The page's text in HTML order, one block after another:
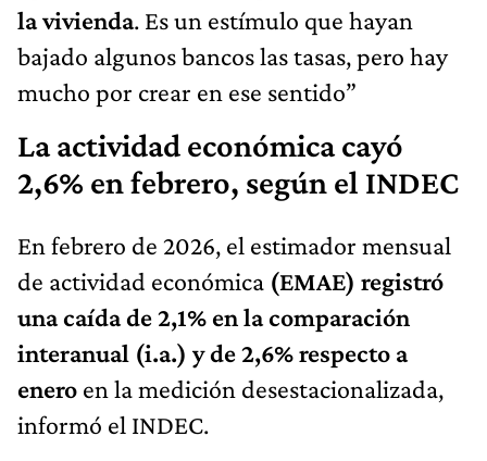
la vivienda. Es un estímulo que hayan
bajado algunos bancos las tasas, pero hay
mucho por crear en ese sentido”
La actividad económica cayó
2,6% en febrero, según el INDEC
En febrero de 2026, el estimador mensual
de actividad económica (EMAE) registró
una caída de 2,1% en la comparación
interanual (i.a.) y de 2,6% respecto a
enero en la medición desestacionalizada,
informó el INDEC.